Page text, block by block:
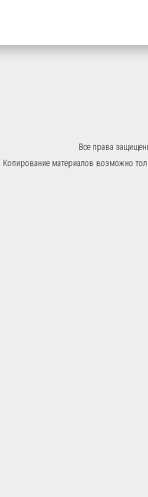
Все права
Копирование материалов возможно